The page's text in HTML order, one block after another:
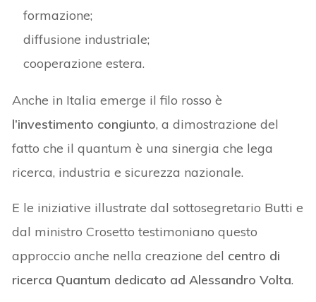
formazione;
diffusione industriale;
cooperazione estera.
Anche in Italia emerge il filo rosso è
l’investimento congiunto, a dimostrazione del
fatto che il quantum è una sinergia che lega
ricerca, industria e sicurezza nazionale.
E le iniziative illustrate dal sottosegretario Butti e
dal ministro Crosetto testimoniano questo
approccio anche nella creazione del centro di
ricerca Quantum dedicato ad Alessandro Volta.